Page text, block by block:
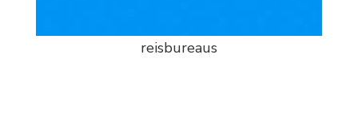
reisbureaus